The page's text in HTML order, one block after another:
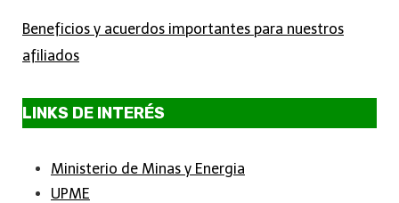
Beneficios y acuerdos importantes para nuestros
afiliados
LINKS DE INTERÉS
Ministerio de Minas y Energia
UPME